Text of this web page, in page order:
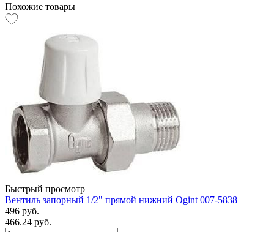
Похожие товары
Быстрый просмотр
Вентиль запорный 1/2" прямой нижний Ogint 007-5838
496 руб.
466.24 руб.